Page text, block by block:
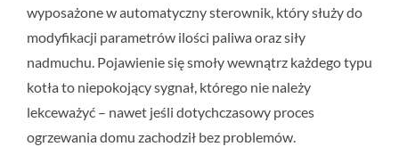
wyposażone w automatyczny sterownik, który służy do
modyfikacji parametrów ilości paliwa oraz siły
nadmuchu. Pojawienie się smoły wewnątrz każdego typu
kotła to niepokojący sygnał, którego nie należy
lekceważyć – nawet jeśli dotychczasowy proces
ogrzewania domu zachodził bez problemów.